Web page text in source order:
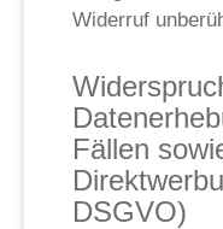
Widerruf
Fällen
DSGVO)